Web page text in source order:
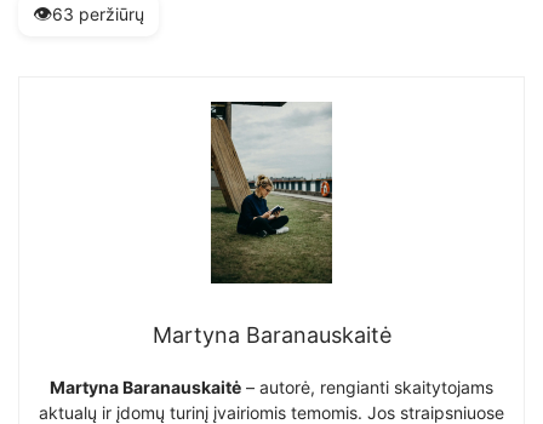
👁️63 peržiūrų
Martyna Baranauskaitė
Martyna Baranauskaitė – autorė, rengianti skaitytojams
aktualų ir įdomų turinį įvairiomis temomis. Jos straipsniuose